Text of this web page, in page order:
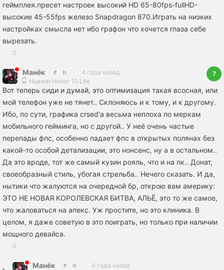
геймплея.пресет настроек высокий HD 65-80fps-fullHD-
высокие 45-55fps железо Snapdragon 870.Играть на низких
настройках смысла нет ибо графон что хочется глаза себе
вырезать.
0
Манёк
4 года назад
Huawei Honor 10 Lite
7
Вот теперь сиди и думай, это оптимизация такая всосная, или
мой телефон уже не тянет.. Склоняюсь и к тому, и к другому.
Ибо, по сути, графика crsed'а весьма неплоха по меркам
мобильного гейминга, но с другой.. У неё очень частые
перепады фпс, особенно падает фпс в открытых полянах без
какой-то особой детализации, это нонсенс, ну а в остальном..
Да это вроде, тот же самый кузин рояль, что и на пк.. Донат,
своеобразный стиль, убогая стрельба.. Нечего сказать. И да,
нытики что жалуются на очередной бр, открою вам америку:
ЭТО НЕ НОВАЯ КОРОЛЕВСКАЯ БИТВА, АЛЬЁ, это то же самое,
что жаловаться на апекс. Уж простите, но это клиника. В
целом, я даже советую в это поиграть, но только при наличии
мощного девайса.
0
Манёк
4 года назад